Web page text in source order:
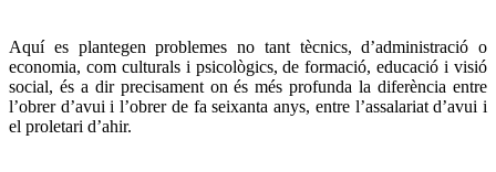
Aquí es plantegen problemes no tant tècnics, d’administració o
economia, com culturals i psicològics, de formació, educació i visió
social, és a dir precisament on és més profunda la diferència entre
l’obrer d’avui i l’obrer de fa seixanta anys, entre l’assalariat d’avui i
el proletari d’ahir.